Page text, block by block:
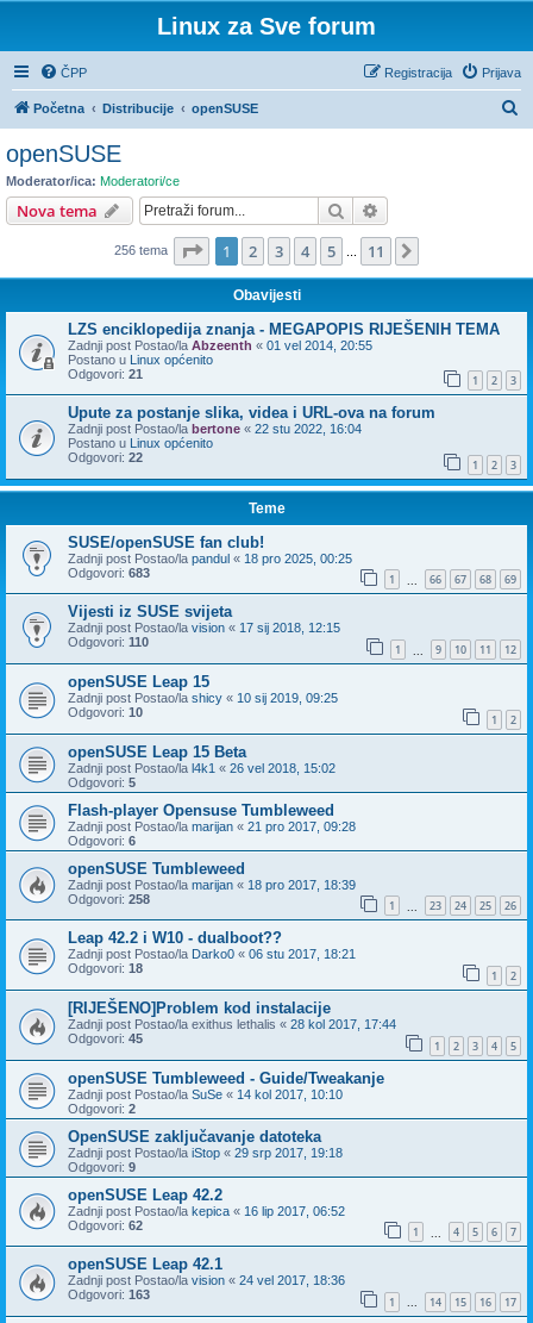
Linux za Sve forum
ČPP Prijava
Registracija
Početna Distribucije openSUSE
ž
openSUSE
Moderator/ica: Moderatori/ce
Nova tema Pretražnik
256 tema Stranica: 1/ 11.
1 2 3 4 5 11
Obavijesti
LZS enciklopedija znanja - MEGAPOPIS RIJEŠENIH TEMA
Zadnji post Postao/la Abzeenth « 01 vel 2014, 20:55
Postano u Linux općenito
Odgovori: 21 1 2 3
Upute za postanje slika, videa i URL-ova na forum
Zadnji post Postao/la bertone « 22 stu 2022, 16:04
Postano u Linux općenito
Odgovori: 22 1 2 3
Teme
SUSE/openSUSE fan club!
Zadnji post Postao/la pandul « 18 pro 2025, 00:25
Odgovori: 683 1 66 67 68 69
Vijesti iz SUSE svijeta
Zadnji post Postao/la vision « 17 sij 2018, 12:15
Odgovori: 110 1 9 10 11 12
openSUSE Leap 15
Zadnji post Postao/la shicy « 10 sij 2019, 09:25
Odgovori: 10 1 2
openSUSE Leap 15 Beta
Zadnji post Postao/la l4k1 « 26 vel 2018, 15:02
Odgovori: 5
Flash-player Opensuse Tumbleweed
Zadnji post Postao/la marijan « 21 pro 2017, 09:28
Odgovori: 6
openSUSE Tumbleweed
Zadnji post Postao/la marijan « 18 pro 2017, 18:39
Odgovori: 258 1 23 24 25 26
Leap 42.2 i W10 - dualboot??
Zadnji post Postao/la Darko0 « 06 stu 2017, 18:21
Odgovori: 18 1 2
[RIJEŠENO]Problem kod instalacije
Zadnji post Postao/la exithus lethalis « 28 kol 2017, 17:44
Odgovori: 45 1 2 3 4 5
openSUSE Tumbleweed - Guide/Tweakanje
Zadnji post Postao/la SuSe « 14 kol 2017, 10:10
Odgovori: 2
OpenSUSE zaključavanje datoteka
Zadnji post Postao/la iStop « 29 srp 2017, 19:18
Odgovori: 9
openSUSE Leap 42.2
Zadnji post Postao/la kepica « 16 lip 2017, 06:52
Odgovori: 62 1 4 5 6 7
openSUSE Leap 42.1
Zadnji post Postao/la vision « 24 vel 2017, 18:36
Odgovori: 163 1 ... 14 15 16 17